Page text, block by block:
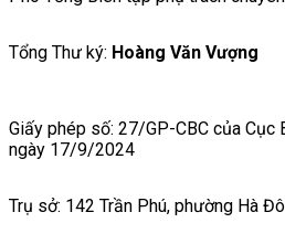
Tổng Thư ký: Hoàng Văn Vượng
Giấy phép số: 27/GP-CBC của Cục
ngày 17/9/2024
Trụ sở: 142 Trần Phú, phường Hà